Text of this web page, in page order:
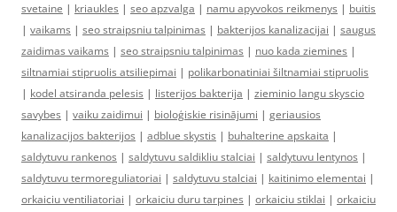
svetaine | kriaukles | seo apzvalga | namu apyvokos reikmenys | buitis
| vaikams | seo straipsniu talpinimas | bakterijos kanalizacijai | saugus
zaidimas vaikams | seo straipsniu talpinimas | nuo kada ziemines |
siltnamiai stipruolis atsiliepimai | polikarbonatiniai šiltnamiai stipruolis
| kodel atsiranda pelesis | listerijos bakterija | zieminio langu skyscio
savybes | vaiku zaidimui | bioloģiskie risinājumi | geriausios
kanalizacijos bakterijos | adblue skystis | buhalterine apskaita |
saldytuvu rankenos | saldytuvu saldikliu stalciai | saldytuvu lentynos |
saldytuvu termoreguliatoriai | saldytuvu stalciai | kaitinimo elementai |
orkaiciu ventiliatoriai | orkaiciu duru tarpines | orkaiciu stiklai | orkaiciu